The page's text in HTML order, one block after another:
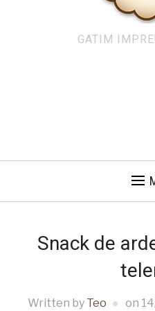
GATIM
Snack de
Written by Teo on